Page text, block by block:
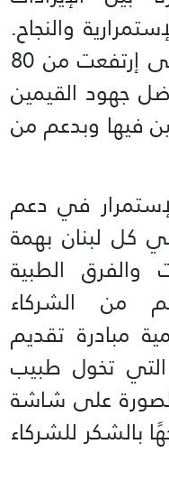
والنجاح.
أضاف أن سعة المستشفى إرتفعت من 80
سريرًا بفضل جهود القيمين
فيها وبدعم من
في دعم
كل لبنان بهمة
الطبية
من الشركاء
مبادرة تقديم
تخول طبيب
على شاشة
بالشكر للشركاء